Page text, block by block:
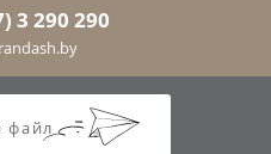
3 290 290
файл